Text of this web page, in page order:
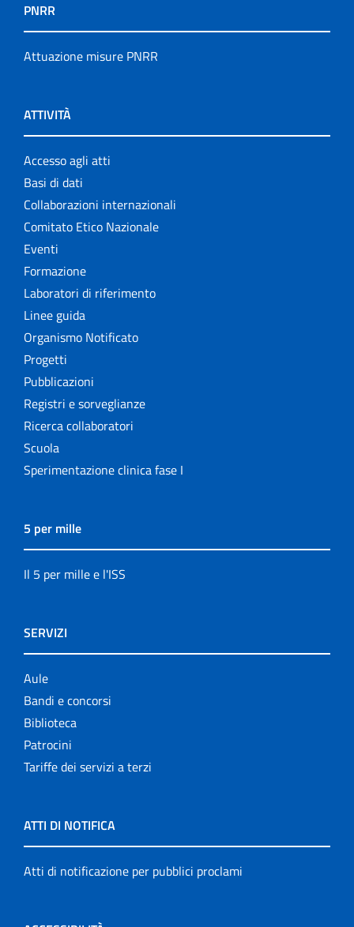
PNRR
Attuazione misure PNRR
ATTIVITÀ
Accesso agli atti
Basi di dati
Collaborazioni internazionali
Comitato Etico Nazionale
Eventi
Formazione
Laboratori di riferimento
Linee guida
Organismo Notificato
Progetti
Pubblicazioni
Registri e sorveglianze
Ricerca collaboratori
Scuola
Sperimentazione clinica fase I
5 per mille
Il 5 per mille e l'ISS
SERVIZI
Aule
Bandi e concorsi
Biblioteca
Patrocini
Tariffe dei servizi a terzi
ATTI DI NOTIFICA
Atti di notificazione per pubblici proclami